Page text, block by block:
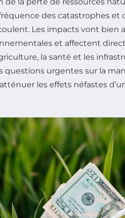
des catastrophes et
Les impacts vont bien
et affectent
la santé et les
questions urgentes sur la
les effets néfastes